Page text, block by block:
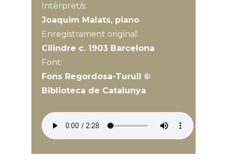
Intèrpret/s:
Joaquim Malats, piano
Enregistrament original:
Cilindre c. 1903 Barcelona
Font:
Fons Regordosa-Turull ©
Biblioteca de Catalunya